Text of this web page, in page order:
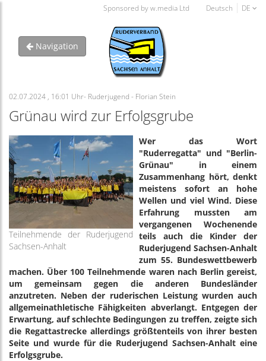
Sponsored by w.media Ltd Deutsch DE
Navigation
02.07.2024 , 16:01 Uhr- Ruderjugend - Florian Stein
Grünau wird zur Erfolgsgrube
Teilnehmende der Ruderjugend
Sachsen-Anhalt
Wer das Wort
"Ruderregatta" und "Berlin-
Grünau" in einem
Zusammenhang hört, denkt
meistens sofort an hohe
Wellen und viel Wind. Diese
Erfahrung mussten am
vergangenen Wochenende
teils auch die Kinder der
Ruderjugend Sachsen-Anhalt
zum 55. Bundeswettbewerb
machen. Über 100 Teilnehmende waren nach Berlin gereist,
um gemeinsam gegen die anderen Bundesländer
anzutreten. Neben der ruderischen Leistung wurden auch
allgemeinathletische Fähigkeiten abverlangt. Entgegen der
Erwartung, auf schlechte Bedingungen zu treffen, zeigte sich
die Regattastrecke allerdings größtenteils von ihrer besten
Seite und wurde für die Ruderjugend Sachsen-Anhalt eine
Erfolgsgrube.